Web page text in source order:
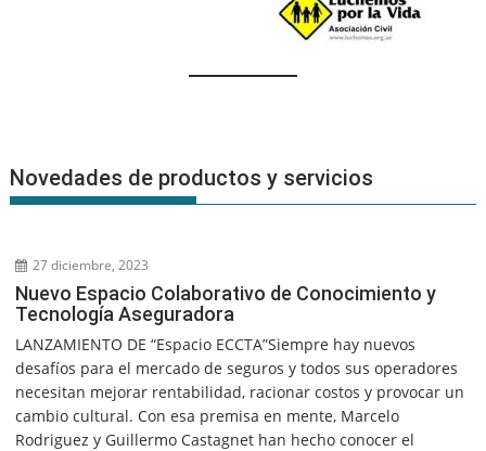
Novedades de productos y servicios
27 diciembre, 2023
Nuevo Espacio Colaborativo de Conocimiento y
Tecnología Aseguradora
LANZAMIENTO DE “Espacio ECCTA”Siempre hay nuevos
desafíos para el mercado de seguros y todos sus operadores
necesitan mejorar rentabilidad, racionar costos y provocar un
cambio cultural. Con esa premisa en mente, Marcelo
Rodriguez y Guillermo Castagnet han hecho conocer el